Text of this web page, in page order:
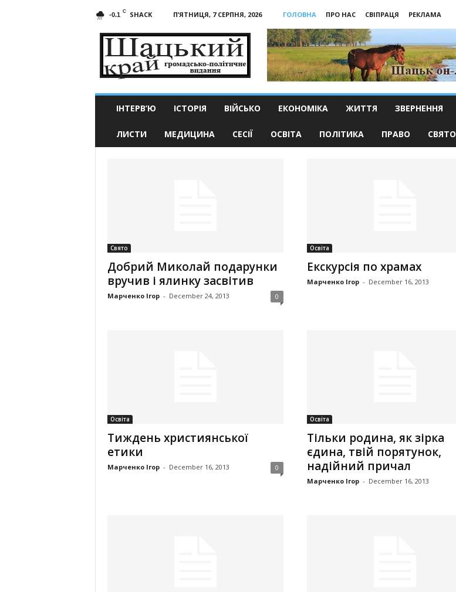
-0.1 C SHACK П’ЯТНИЦЯ, 7 СЕРПНЯ, 2026 ГОЛОВНА ПРО НАС СВІПРАЦЯ
РЕКЛАМА
край
ІНТЕРВ’Ю ІСТОРІЯ ВІЙСЬКО ЕКОНОМІКА ЖИТТЯ ЗВЕРНЕННЯ
ЛИСТИ МЕДИЦИНА СЕСІЇ ОСВІТА ПОЛІТИКА ПРАВО СВЯТО
Свято
Добрий Миколай подарунки
вручив і ялинку засвітив
Марченко Ігор - December 24, 2013 0
Освіта
Екскурсія по храмах
Марченко Ігор - December 16, 2013
Освіта
Тиждень християнської
етики
Марченко Ігор - December 16, 2013 0
Освіта
Тільки родина, як зірка
єдина, твій порятунок,
надійний причал
Марченко Ігор - December 16, 2013